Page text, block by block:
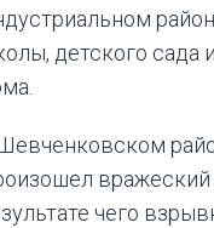
детского сада
вражеский
чего